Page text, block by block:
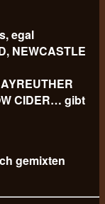
egal
NEWCASTLE
CIDER… gibt
gemixten